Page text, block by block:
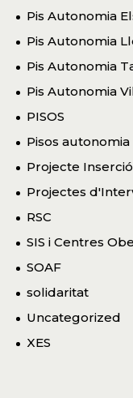
Pis Autonomia
Pis Autonomia
Pis Autonomia
Pis Autonomia
PISOS
Pisos autonomia
Projecte
Projectes
RSC
SIS i Centres
SOAF
solidaritat
Uncategorized
XES